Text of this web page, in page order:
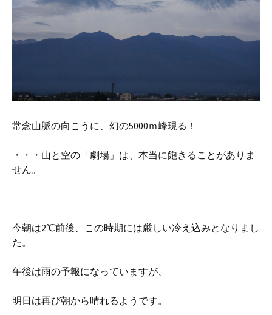
常念山脈の向こうに、幻の5000ｍ峰現る！
・・・山と空の「劇場」は、本当に飽きることがありま
せん。
今朝は2℃前後、この時期には厳しい冷え込みとなりまし
た。
午後は雨の予報になっていますが、
明日は再び朝から晴れるようです。